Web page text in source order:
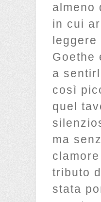
almeno
in cui
leggere
Goethe
a
così
quel
ma
tributo
stata